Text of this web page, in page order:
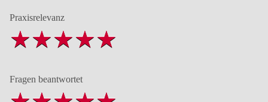
Praxisrelevanz
Fragen beantwortet